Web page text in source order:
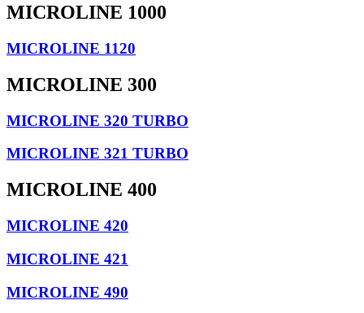
MICROLINE 1000
MICROLINE 1120
MICROLINE 300
MICROLINE 320 TURBO
MICROLINE 321 TURBO
MICROLINE 400
MICROLINE 420
MICROLINE 421
MICROLINE 490